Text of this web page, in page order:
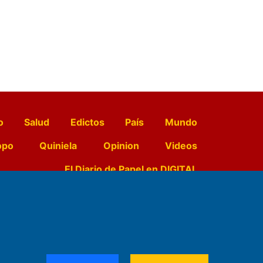
Salud Edictos País
Mundo
Quiniela Opinion
Videos
El Diario de Papel en DIGITAL